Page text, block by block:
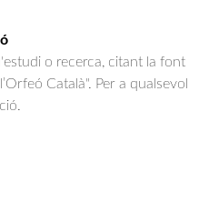
o recerca, citant la font
Català". Per a qualsevol